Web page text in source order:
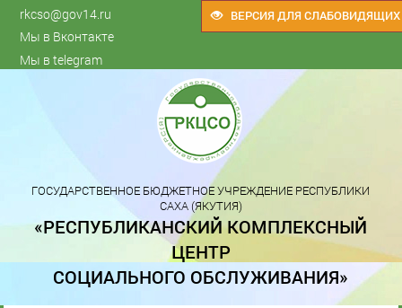
ВЕРСИЯ ДЛЯ СЛАБОВИДЯЩИХ
rkcso@gov14.ru
Мы в Вконтакте
Мы в telegram
ГОСУДАРСТВЕННОЕ БЮДЖЕТНОЕ УЧРЕЖДЕНИЕ РЕСПУБЛИКИ
САХА (ЯКУТИЯ)
«РЕСПУБЛИКАНСКИЙ КОМПЛЕКСНЫЙ
ЦЕНТР
СОЦИАЛЬНОГО ОБСЛУЖИВАНИЯ»